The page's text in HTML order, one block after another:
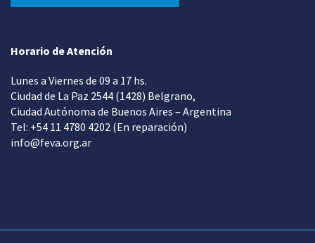
Horario de Atención
Lunes a Viernes de 09 a 17 hs.
Ciudad de La Paz 2544 (1428) Belgrano,
Ciudad Autónoma de Buenos Aires – Argentina
Tel: +54 11 4780 4202 (En reparación)
info@feva.org.ar